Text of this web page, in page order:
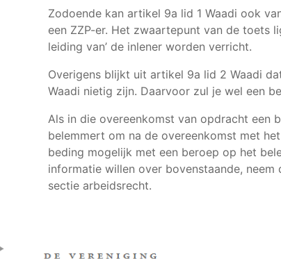
Zodoende kan artikel 9a lid 1 Waadi ook
een ZZP-er. Het zwaartepunt van de toets
leiding van’ de inlener worden verricht.
Overigens blijkt uit artikel 9a lid 2 Waadi
Waadi nietig zijn. Daarvoor zul je wel een
Als in die overeenkomst van opdracht een
belemmert om na de overeenkomst met
beding mogelijk met een beroep op het
informatie willen over bovenstaande,
sectie arbeidsrecht.